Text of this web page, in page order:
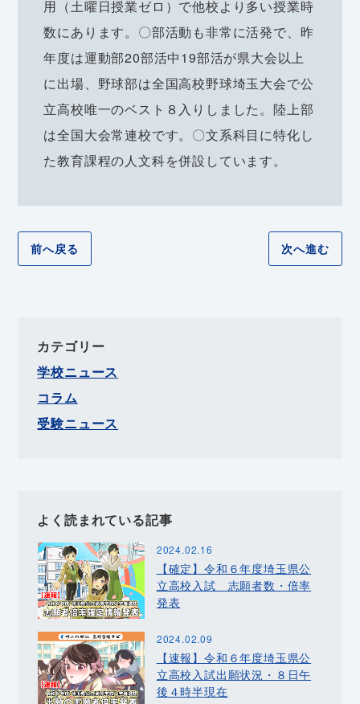
用（土曜日授業ゼロ）で他校より多い授業時
数にあります。〇部活動も非常に活発で、昨
年度は運動部20部活中19部活が県大会以上
に出場、野球部は全国高校野球埼玉大会で公
立高校唯一のベスト８入りしました。陸上部
は全国大会常連校です。〇文系科目に特化し
た教育課程の人文科を併設しています。
前へ戻る 次へ進む
カテゴリー
学校ニュース
コラム
受験ニュース
よく読まれている記事
2024.02.16
【確定】令和６年度埼玉県公
立高校入試 志願者数・倍率
発表
2024.02.09
【速報】令和６年度埼玉県公
立高校入試出願状況・８日午
後４時半現在